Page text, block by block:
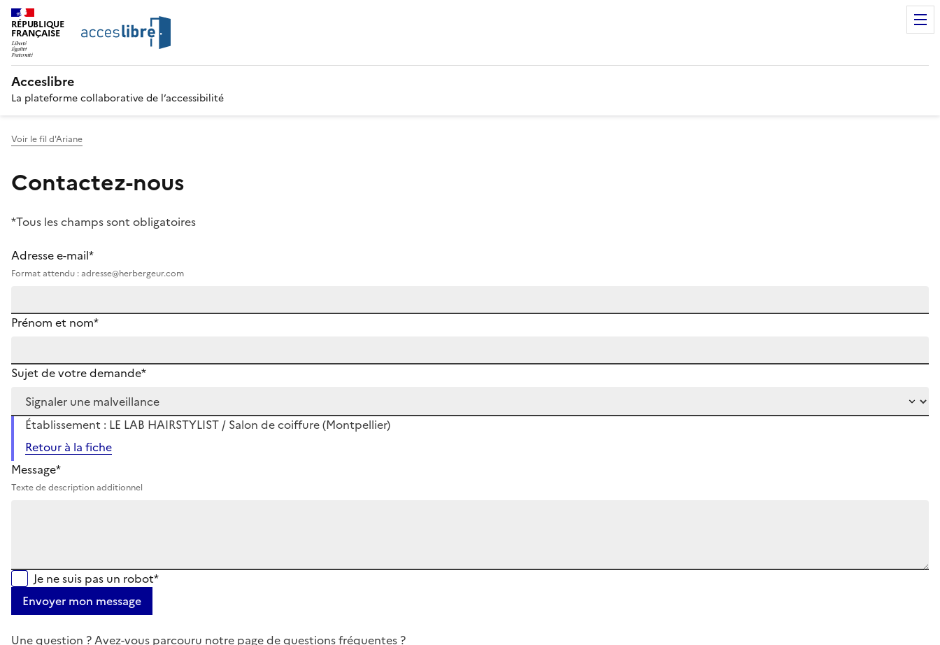
RÉPUBLIQUE
FRANÇAISE
Acceslibre
La plateforme collaborative de l’accessibilité
Voir le fil d'Ariane
Contactez-nous
*Tous les champs sont obligatoires
Adresse e-mail*
Format attendu : adresse@herbergeur.com
Prénom et nom*
Sujet de votre demande*
Établissement : LE LAB HAIRSTYLIST / Salon de coiffure (Montpellier)
Retour à la fiche
Message*
Texte de description additionnel
Je ne suis pas un robot*
Envoyer mon message
Une question ? Avez-vous parcouru notre page de questions fréquentes ?